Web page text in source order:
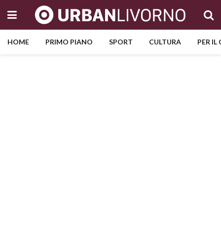
HOME PRIMO PIANO SPORT CULTURA PER